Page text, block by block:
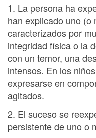
1. La persona ha
han explicado uno (o
caracterizados por
integridad física o la
con un temor, una
intensos. En los
expresarse en
agitados.
2. El suceso se
persistente de uno o